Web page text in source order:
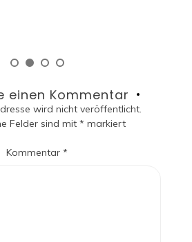
einen Kommentar
wird nicht veröffentlicht.
Felder sind mit * markiert
Kommentar*